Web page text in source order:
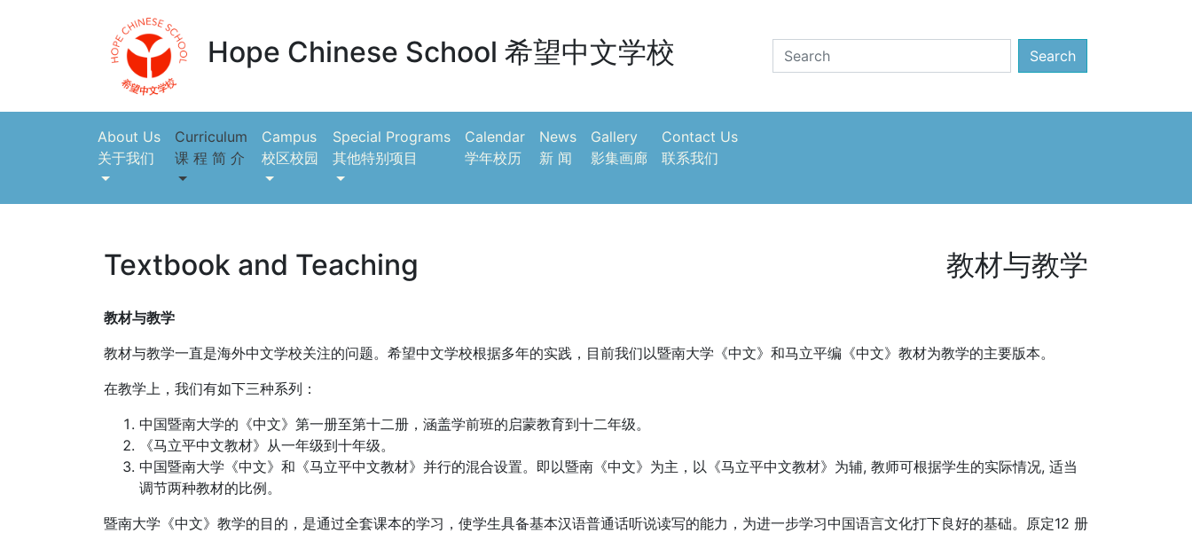
Hope Chinese School 希望中文学校 Search
About Us
关于我们
Curriculum
课 程 简 介
Campus
校区校园
Special Programs
其他特别项目
Calendar
学年校历
News
新 闻
Gallery
影集画廊
Contact Us
联系我们
Textbook and Teaching 教材与教学
教材与教学
教材与教学一直是海外中文学校关注的问题。希望中文学校根据多年的实践，目前我们以暨南大学《中文》和马立平编《中文》教材为教学的主要版本。
在教学上，我们有如下三种系列：
中国暨南大学的《中文》第一册至第十二册，涵盖学前班的启蒙教育到十二年级。
《马立平中文教材》从一年级到十年级。
中国暨南大学《中文》和《马立平中文教材》并行的混合设置。即以暨南《中文》为主，以《马立平中文教材》为辅, 教师可根据学生的实际情况, 适当
调节两种教材的比例。
暨南大学《中文》教学的目的，是通过全套课本的学习，使学生具备基本汉语普通话听说读写的能力，为进一步学习中国语言文化打下良好的基础。原定12 册